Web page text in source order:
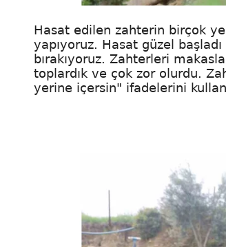
Hasat edilen zahterin birçok
yapıyoruz. Hasat güzel
bırakıyoruz. Zahterleri
toplardık ve çok zor olurdu.
yerine içersin" ifadelerini